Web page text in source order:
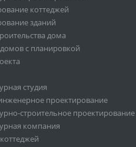
коттеджей
зданий
дома
с планировкой
студия
проектирование
строительное проектирование
компания